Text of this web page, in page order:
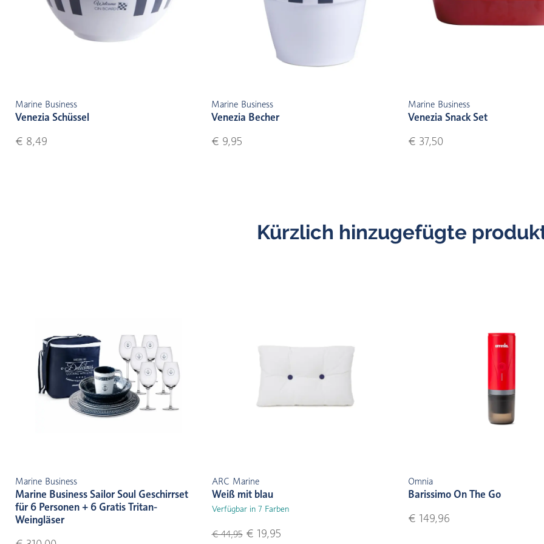
Marine Business
Venezia Schüssel
€ 8,49
Marine Business
Venezia Becher
€ 9,95
Marine Business
Venezia Snack Set
€ 37,50
Kürzlich hinzugefügte
Marine Business
Marine Business Sailor Soul Geschirrset
für 6 Personen + 6 Gratis Tritan-
Weingläser
ARC Marine
Weiß mit blau
Verfügbar in 7 Farben
€ 44,95€ 19,95
Omnia
Barissimo On The Go
€ 149,96